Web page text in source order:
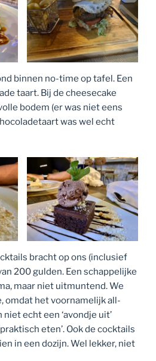
binnen no-time op tafel. Een
taart. Bij de cheesecake
bodem (er was niet eens
was wel echt
bracht op ons (inclusief
200 gulden. Een schappelijke
maar niet uitmuntend. We
omdat het voornamelijk all-
echt een ‘avondje uit’
eten’. Ook de cocktails
in een dozijn. Wel lekker, niet